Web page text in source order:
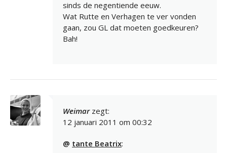
sinds de negentiende eeuw.
Wat Rutte en Verhagen te ver vonden
gaan, zou GL dat moeten goedkeuren?
Bah!
Weimar zegt:
12 januari 2011 om 00:32
@ tante Beatrix: